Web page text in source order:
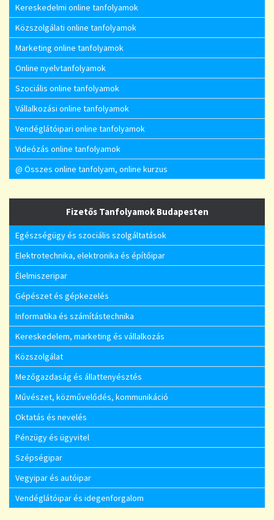
Kereskedelmi online tanfolyamok
Közszolgálati online tanfolyamok
Marketing online tanfolyamok
Online nyelvtanfolyamok
Szociális online tanfolyamok
Vállalkozási online tanfolyamok
Vendéglátóipari online tanfolyamok
Videózás online tanfolyamok
@ Összes online tanfolyam, online kurzus
Fizetős Tanfolyamok Budapesten
Egészségügy és szociális szolgáltatások
Elektrotechnika, elektronika és építőipar
Élelmiszeripar
Gépészet és gépkezelés
Informatika és számítástechnika
Kereskedelem, marketing és vállalkozás
Közszolgálat
Mezőgazdaság és állattenyésztés
Művészet, közművelődés, kommunikáció
Oktatás és nevelés
Pénzügy és ügyvitel
Szépségipar
Vegyipar és autóipar
Vendéglátóipar és idegenforgalom